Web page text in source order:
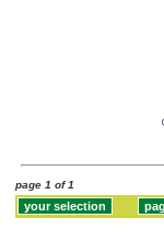
page 1 of 1